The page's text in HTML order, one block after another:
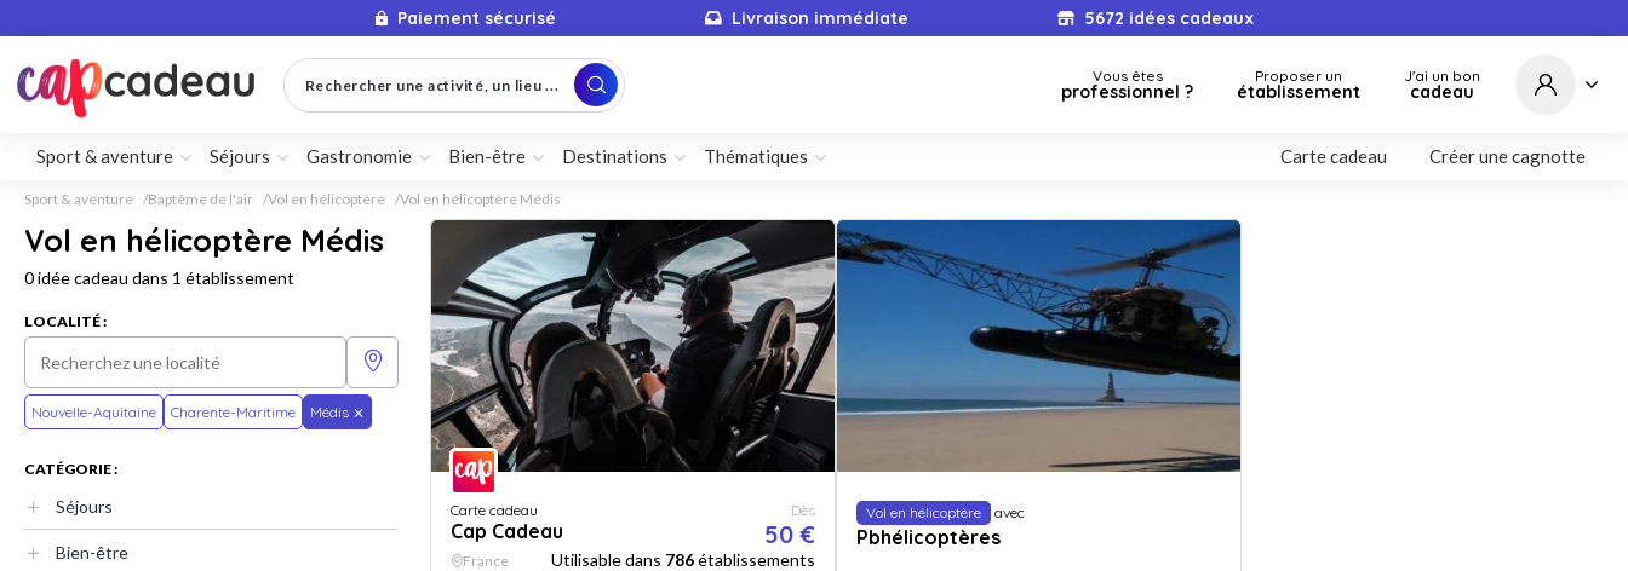
Paiement sécurisé Livraison immédiate 5672 idées cadeaux
Rechercher une activité, un lieu ... Vous êtes
professionnel ?
Proposer un
établissement
J'ai un bon
cadeau
Sport & aventure Séjours Gastronomie Bien-être Destinations Thématiques Carte cadeau Créer une cagnotte
Sport & aventure Baptême de l'air Vol en hélicoptère Vol en hélicoptère Médis
Vol en hélicoptère Médis
0 idée cadeau dans 1 établissement
LOCALITÉ :
Nouvelle-Aquitaine Charente-Maritime Médis
CATÉGORIE :
Séjours
Bien-être
Carte cadeau
Cap Cadeau
Dès
50 €
France Utilisable dans 786établissements
Vol en hélicoptère avec
Pbhélicoptères